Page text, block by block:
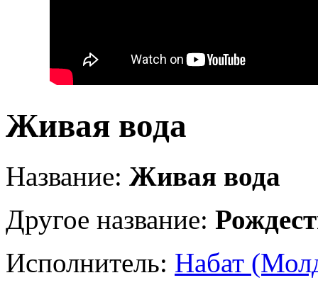
Живая вода
Название: Живая вода
Другое название:
Исполнитель: Набат